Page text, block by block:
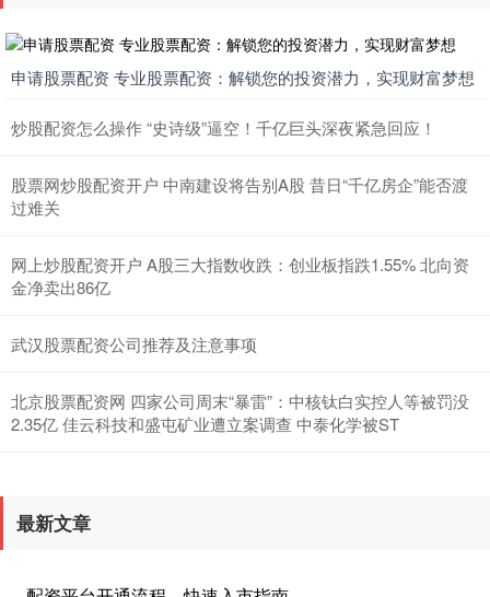
申请股票配资 专业股票配资：解锁您的投资潜力，实现财富梦想
炒股配资怎么操作 “史诗级”逼空！千亿巨头深夜紧急回应！
股票网炒股配资开户 中南建设将告别A股 昔日“千亿房企”能否渡
过难关
网上炒股配资开户 A股三大指数收跌：创业板指跌1.55% 北向资
金净卖出86亿
武汉股票配资公司推荐及注意事项
北京股票配资网 四家公司周末“暴雷”：中核钛白实控人等被罚没
2.35亿 佳云科技和盛屯矿业遭立案调查 中泰化学被ST
最新文章